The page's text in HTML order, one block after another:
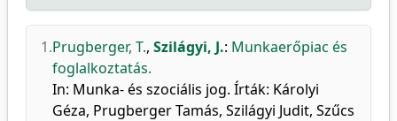
1.Prugberger, T., Szilágyi, J.: Munkaerőpiac és
foglalkoztatás.
In: Munka- és szociális jog. Írták: Károlyi
Géza, Prugberger Tamás, Szilágyi Judit, Szűcs